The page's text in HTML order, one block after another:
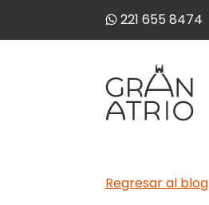
221 655 8474
Regresar al blog